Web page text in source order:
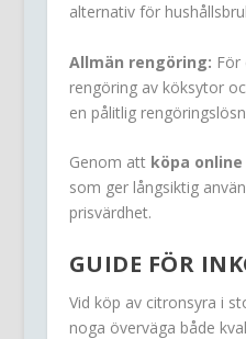
alternativ för
Allmän rengöring: För
rengöring av köksytor
en pålitlig
Genom att köpa online
som ger långsiktig
prisvärdhet.
GUIDE FÖR
Vid köp av citronsyra i
noga överväga både